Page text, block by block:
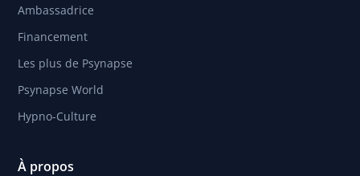
Ambassadrice
Financement
Les plus de Psynapse
Psynapse World
Hypno-Culture
À propos